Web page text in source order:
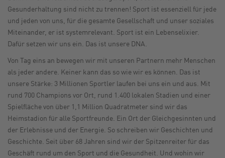
Gesunderhaltung sind nicht zu trennen! Sport ist essenziell für jede
und jeden von uns, für die gesamte Gesellschaft und unser soziales
Miteinander, er ist systemrelevant. Sport ist ein Lebenselixier.
Dafür setzen wir uns ein. Das ist unsere DNA.
Von Tag eins an bewegen wir mit unseren Partnern mehr Menschen
als jeder andere. Keiner kann das so wie wir es können. Das ist
unsere Stärke: 3 Millionen Sportler laufen bei uns ein und aus. Mit
rund 700 Champions vor Ort, rund 1.400 lokalen Stadien und einer
Spielfläche von über 1,1 Million Quadratmeter sind wir das
Heimstadion für alle Sportfreunde. Ein Ort der Gleichgesinnten und
der Erlebnisse und der Energie. So schreiben wir Geschichten und
Geschichte. Seit über 68 Jahren sind wir der Spitzenreiter für das
Geschäft rund um den Sport und die Gesundheit. Und wohin wir